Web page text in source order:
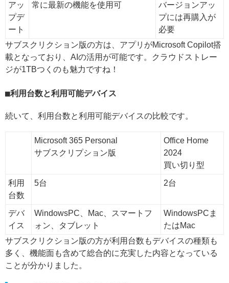
アッ
プデ
ート
常に最新の機能を使用可
バージョンアッ
プには再購入が
必要
サブスクリクション版の方は、アプリがMicrosoft Copilot搭
載となっており、AIの活用が可能です。クラウドストレー
ジが1TBつくのも魅力ですね！
利用台数と利用可能デバイス
続いて、利用台数と利用可能デバイスの比較です。
Microsoft 365 Personal
サブスクリプション版
Office Home
2024
買い切り型
利用
台数
5台 2台
デバ
イス
WindowsPC、Mac、スマートフ
ォン、タブレット
WindowsPCま
たはMac
サブスクリクション版の方が利用台数もデバイスの種類も
多く、機能面も含めて総合的に充実した内容となっている
ことが分かりました。